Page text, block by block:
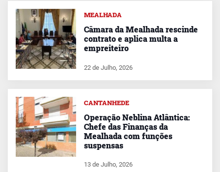
MEALHADA
Câmara da Mealhada rescinde
contrato e aplica multa a
empreiteiro
22 de Julho, 2026
CANTANHEDE
Operação Neblina Atlântica:
Chefe das Finanças da
Mealhada com funções
suspensas
13 de Julho, 2026